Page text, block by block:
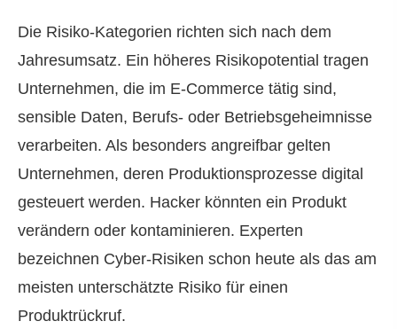
Die Risiko-Kategorien richten sich nach dem
Jahresumsatz. Ein höheres Risikopotential tragen
Unternehmen, die im E-Commerce tätig sind,
sensible Daten, Berufs- oder Betriebsgeheimnisse
verarbeiten. Als besonders angreifbar gelten
Unternehmen, deren Produktionsprozesse digital
gesteuert werden. Hacker könnten ein Produkt
verändern oder kontaminieren. Experten
bezeichnen Cyber-Risiken schon heute als das am
meisten unterschätzte Risiko für einen
Produktrückruf.